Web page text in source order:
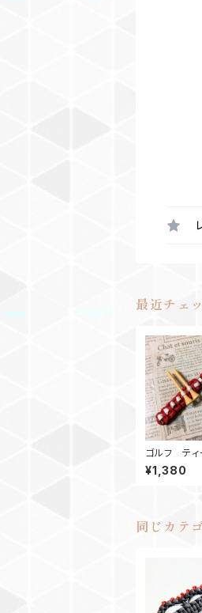
最近チェ
ゴルフ ティ
ベルトループ
¥1,380
同じカテ